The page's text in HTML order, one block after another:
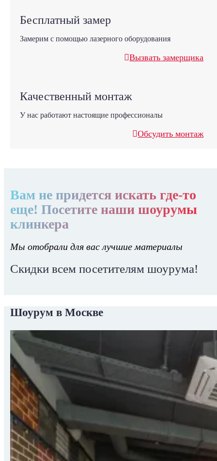
Бесплатный замер
Замерим с помощью лазерного оборудования
Вызвать замерщика
Качественный монтаж
У нас работают настоящие профессионалы
Обсудить монтаж
Вам не придется искать где-то
еще! Посетите наши шоурумы
клинкера
Мы отобрали для вас лучшие материалы
Скидки всем посетителям шоурума!
Шоурум в Москве